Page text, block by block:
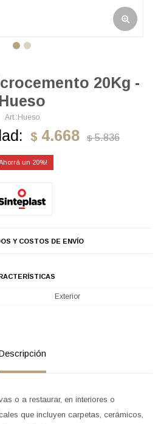
20Kg -
Hueso
Hueso
$ 4.668 $ 5.836
20
Y COSTOS DE ENVÍO
Exterior
o a restaurar, en interiores o
que incluyen carpetas, cerámicos,